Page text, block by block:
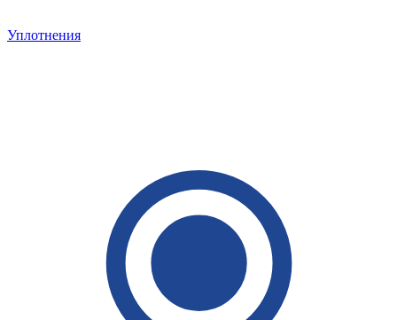
Уплотнения